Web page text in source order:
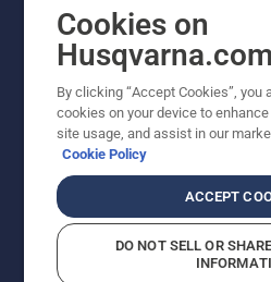
© Husqvarna® AB (publ). Alle
Preisangaben sind
von Husqvarna Schweiz AG
Fachhandel, Preise in CHF
unverbindliche
denn sie sind für den
Cookie-Richtlinie
Vermutete
Cookies on
Husqvarna.com
By clicking “Accept Cookies”, you
cookies on your device to
site usage, and assist in our
Cookie Policy
ACCEPT
DO NOT SELL OR